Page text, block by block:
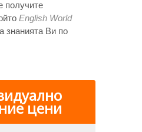
получите
English World
знанията Ви по
цени